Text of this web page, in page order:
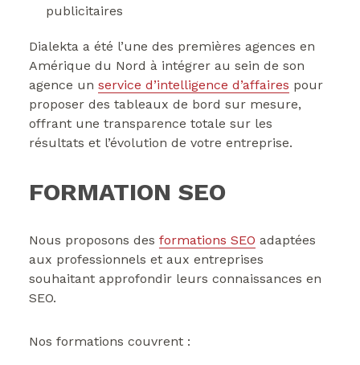
publicitaires
Dialekta a été l’une des premières agences en
Amérique du Nord à intégrer au sein de son
agence un service d’intelligence d’affaires pour
proposer des tableaux de bord sur mesure,
offrant une transparence totale sur les
résultats et l’évolution de votre entreprise.
FORMATION SEO
Nous proposons des formations SEO adaptées
aux professionnels et aux entreprises
souhaitant approfondir leurs connaissances en
SEO.
Nos formations couvrent :